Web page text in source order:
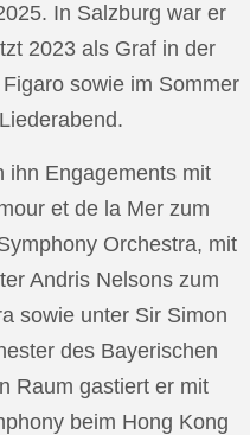
In Salzburg war er
2023 als Graf in der
sowie im Sommer
ihn Engagements mit
et de la Mer zum
Orchestra, mit
Andris Nelsons zum
sowie unter Sir Simon
des Bayerischen
Raum gastiert er mit
beim Hong Kong